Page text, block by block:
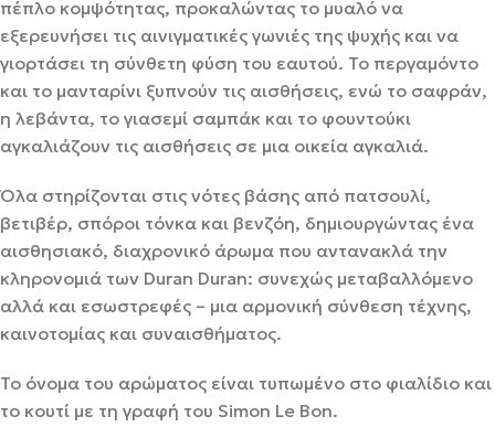
πέπλο κομψότητας, προκαλώντας το μυαλό να
εξερευνήσει τις αινιγματικές γωνιές της ψυχής και να
γιορτάσει τη σύνθετη φύση του εαυτού. Το περγαμόντο
και το μανταρίνι ξυπνούν τις αισθήσεις, ενώ το σαφράν,
η λεβάντα, το γιασεμί σαμπάκ και το φουντούκι
αγκαλιάζουν τις αισθήσεις σε μια οικεία αγκαλιά.
Όλα στηρίζονται στις νότες βάσης από πατσουλί,
βετιβέρ, σπόροι τόνκα και βενζόη, δημιουργώντας ένα
αισθησιακό, διαχρονικό άρωμα που αντανακλά την
κληρονομιά των Duran Duran: συνεχώς μεταβαλλόμενο
αλλά και εσωστρεφές – μια αρμονική σύνθεση τέχνης,
καινοτομίας και συναισθήματος.
Το όνομα του αρώματος είναι τυπωμένο στο φιαλίδιο και
το κουτί με τη γραφή του Simon Le Bon.